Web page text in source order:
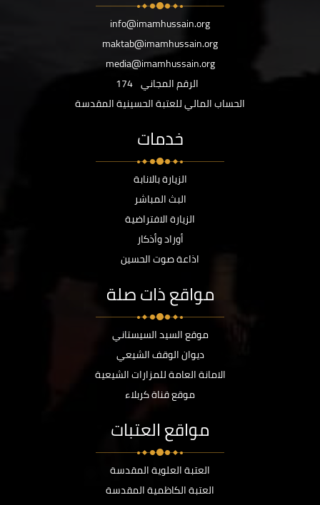
info@imamhussain.org
maktab@imamhussain.org
media@imamhussain.org
الرقم المجاني 174
الحساب المالي للعتبة الحسينية المقدسة
خدمات
الزيارة بالانابة
البث المباشر
الزيارة الافتراضية
أوراد وأذكار
اذاعة صوت الحسين
مواقع ذات صلة
موقع السيد السيستاني
ديوان الوقف الشيعي
الامانة العامة للمزارات الشيعية
موقع قناة كربلاء
مواقع العتبات
العتبة العلوية المقدسة
العتبة الكاظمية المقدسة